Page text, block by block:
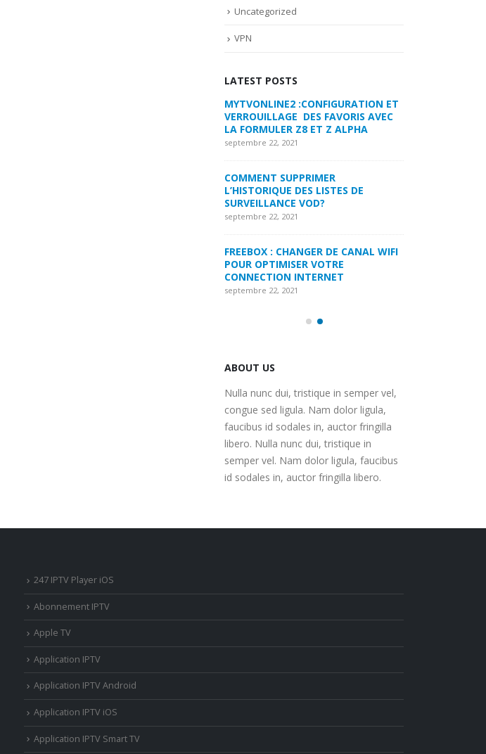
Uncategorized
VPN
LATEST POSTS
COMMENT PARAMETRER VOTRE
DREAMLINK T3
septembre 22, 2021
MYTVONLINE1 MYTVONLINE2
:QUELLES SONT LES LIMITATIONS
MAXIMALES PRIS EN CHARGE SUR
CLES USB|DISQUE DUR | CARTE SD
septembre 22, 2021
COMMENT UTILISER VOTRE
ABONNEMENT IPTV DE VOTRE
MAG250/254 POUR KODI
septembre 22, 2021
ABOUT US
Nulla nunc dui, tristique in semper vel,
congue sed ligula. Nam dolor ligula,
faucibus id sodales in, auctor fringilla
libero. Nulla nunc dui, tristique in
semper vel. Nam dolor ligula, faucibus
id sodales in, auctor fringilla libero.
247 IPTV Player iOS
Abonnement IPTV
Apple TV
Application IPTV
Application IPTV Android
Application IPTV iOS
Application IPTV Smart TV